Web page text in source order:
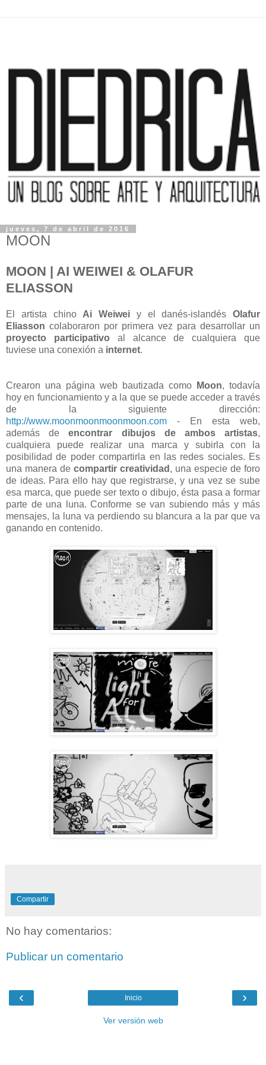
jueves, 7 de abril de 2016
MOON
MOON | AI WEIWEI & OLAFUR
ELIASSON
El artista chino Ai Weiwei y el danés-islandés Olafur
Eliasson colaboraron por primera vez para desarrollar un
proyecto participativo al alcance de cualquiera que
tuviese una conexión a internet.
Crearon una página web bautizada como Moon, todavía
hoy en funcionamiento y a la que se puede acceder a través
de la siguiente dirección:
http://www.moonmoonmoonmoon.com - En esta web,
además deencontrar dibujos de ambos artistas,
cualquiera puede realizar una marca y subirla con la
posibilidad de poder compartirla en las redes sociales. Es
una manera de compartir creatividad , una especie de foro
de ideas. Para ello hay que registrarse, y una vez se sube
esa marca, que puede ser texto o dibujo, ésta pasa a formar
parte de una luna. Conforme se van subiendo más y más
mensajes, la luna va perdiendo su blancura a la par que va
ganando en contenido.
Compartir
No hay comentarios:
Publicar un comentario
‹ ›
Inicio
Ver versión web